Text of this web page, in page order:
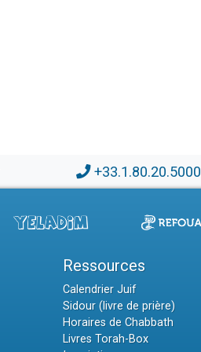
+33.1.80.20.5000
Ressources
Calendrier Juif
Sidour (livre de prière)
Horaires de Chabbath
Livres Torah-Box